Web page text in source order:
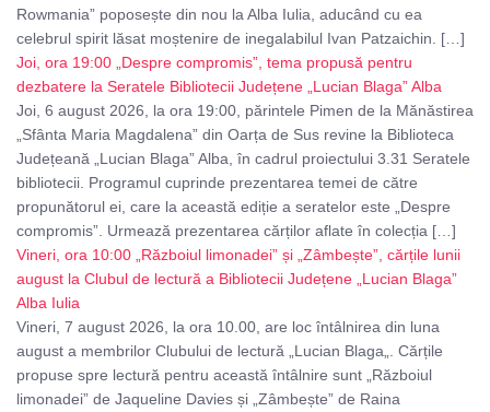
Rowmania” poposește din nou la Alba Iulia, aducând cu ea
celebrul spirit lăsat moștenire de inegalabilul Ivan Patzaichin. […]
Joi, ora 19:00 „Despre compromis”, tema propusă pentru
dezbatere la Seratele Bibliotecii Județene „Lucian Blaga” Alba
Joi, 6 august 2026, la ora 19:00, părintele Pimen de la Mănăstirea
„Sfânta Maria Magdalena” din Oarța de Sus revine la Biblioteca
Județeană „Lucian Blaga” Alba, în cadrul proiectului 3.31 Seratele
bibliotecii. Programul cuprinde prezentarea temei de către
propunătorul ei, care la această ediție a seratelor este „Despre
compromis”. Urmează prezentarea cărților aflate în colecția […]
Vineri, ora 10:00 „Războiul limonadei” și „Zâmbește”, cărțile lunii
august la Clubul de lectură a Bibliotecii Județene „Lucian Blaga”
Alba Iulia
Vineri, 7 august 2026, la ora 10.00, are loc întâlnirea din luna
august a membrilor Clubului de lectură „Lucian Blaga„. Cărțile
propuse spre lectură pentru această întâlnire sunt „Războiul
limonadei” de Jaqueline Davies și „Zâmbește” de Raina